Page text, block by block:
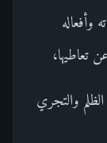
وأفعاله
تعاطيها،
الظلم والتجري